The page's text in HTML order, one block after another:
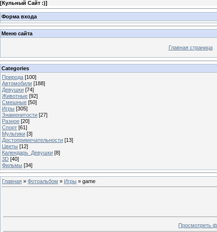
[Кульный Сайт :)]
Форма входа
Меню сайта
Главная страница
Categories
Природа [100]
Автомобили [188]
Девушки [74]
Животные [92]
Смешные [50]
Игры [305]
Знаменитости [27]
Разное [20]
Спорт [61]
Мультики [3]
Достопримечательности [13]
Цветы [12]
Календарь_Девушки [8]
3D [40]
Фильмы [34]
Главная » Фотоальбом » Игры » game
Просмотреть